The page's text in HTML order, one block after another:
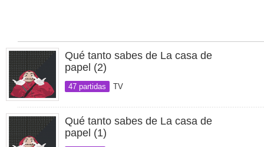
Qué tanto sabes de La casa de
papel (2)
47 partidas TV
Qué tanto sabes de La casa de
papel (1)